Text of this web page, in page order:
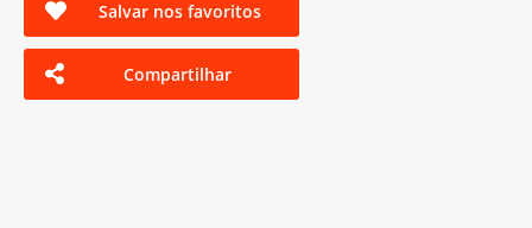
Salvar nos favoritos
Compartilhar